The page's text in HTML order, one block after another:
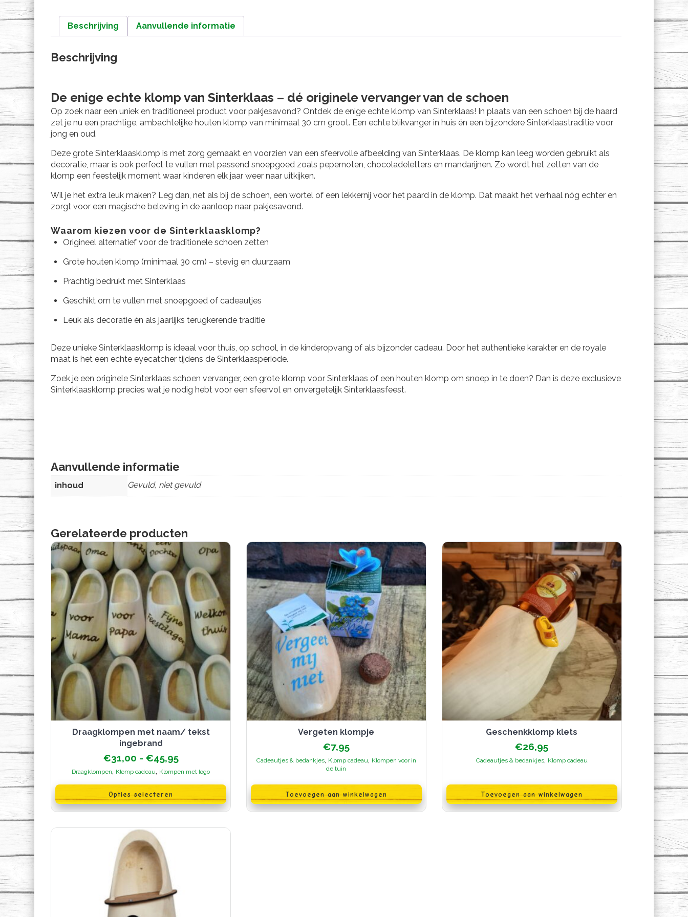
Beschrijving Aanvullende informatie
Beschrijving
De enige echte klomp vanSinterklaas – dé originele vervanger van de schoen
Op zoek naar een uniek en traditioneel product voor pakjesavond? Ontdek de enige echte klomp van Sinterklaas! In plaats van een schoen bij de haard
zet je nu een prachtige, ambachtelijke houten klomp van minimaal 30 cm groot. Een echte blikvanger in huis én een bijzondere Sinterklaastraditie voor
jong en oud.
Deze grote Sinterklaasklomp is met zorg gemaakt en voorzien van een sfeervolle afbeelding van Sinterklaas. De klomp kan leeg worden gebruikt als
decoratie, maar is ook perfect te vullen met passend snoepgoed zoals pepernoten, chocoladeletters en mandarijnen. Zo wordt het zetten van de
klomp een feestelijk moment waar kinderen elk jaar weer naar uitkijken.
Wil je het extra leuk maken? Leg dan, net als bij de schoen, een wortel of een lekkernij voor het paard in de klomp. Dat maakt het verhaal nóg echter en
zorgt voor een magische beleving in de aanloop naar pakjesavond.
Waarom kiezen voor de Sinterklaasklomp?
Origineel alternatief voor de traditionele schoen zetten
Grote houten klomp (minimaal 30 cm) – stevig en duurzaam
Prachtig bedrukt met Sinterklaas
Geschikt om te vullen met snoepgoed of cadeautjes
Leuk als decoratie én als jaarlijks terugkerende traditie
Deze unieke Sinterklaasklomp is ideaal voor thuis, op school, in de kinderopvang of als bijzonder cadeau. Door het authentieke karakter en de royale
maat is het een echte eyecatcher tijdens de Sinterklaasperiode.
Zoek je een originele Sinterklaas schoen vervanger, een grote klomp voor Sinterklaas of een houten klomp om snoep in te doen? Dan is deze exclusieve
Sinterklaasklomp precies wat je nodig hebt voor een sfeervol en onvergetelijk Sinterklaasfeest.
Aanvullende informatie
inhoud Gevuld, niet gevuld
Gerelateerde producten
Draagklompen met naam/ tekst
ingebrand
€31,00 - €45,95Prijsklasse:
€31,00
tot
€45,95
Draagklompen, Klomp cadeau, Klompen met logo
Opties selecteren
product
heeft
meerdere
variaties.
optie
Vergeten klompje
€7,95
Cadeautjes & bedankjes, Klomp cadeau, Klompen voor in
de tuin
Toevoegen aan winkelwagen
Geschenkklomp klets
€26,95
Cadeautjes & bedankjes, Klomp cadeau
Toevoegen aan winkelwagen